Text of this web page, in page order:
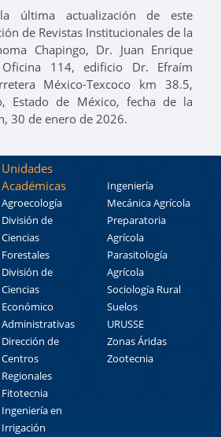
última actualización de este
de Revistas Institucionales de la
Chapingo, Dr. Juan Enrique
Oficina 114, edificio Dr. Efraím
México-Texcoco km 38.5,
Estado de México, fecha de la
30 de enero de 2026.
Unidades
Académicas
Agroecología
División de
Ciencias
Forestales
División de
Ciencias
Económico
Administrativas
Dirección de
Centros
Regionales
Fitotecnia
Ingeniería en
Irrigación
Ingeniería
Mecánica Agrícola
Preparatoria
Agrícola
Parasitología
Agrícola
Sociología Rural
Suelos
URUSSE
Zonas Áridas
Zootecnia